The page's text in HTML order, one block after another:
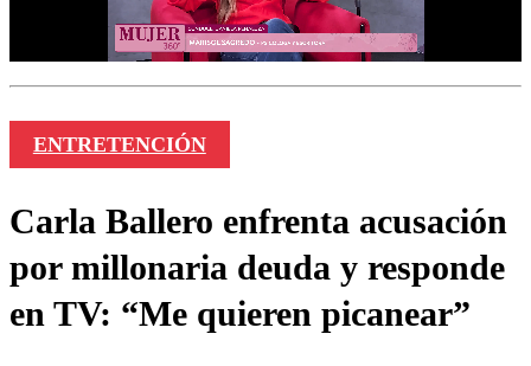
ENTRETENCIÓN
Carla Ballero enfrenta acusación
por millonaria deuda y responde
en TV: “Me quieren picanear”